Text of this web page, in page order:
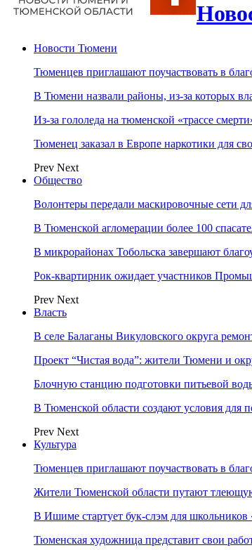
Новости Тюмени
Тюменцев приглашают поучаствовать в
В Тюмени назвали районы, из-за которых
Из-за гололеда на тюменской «трассе
Тюменец заказал в Европе наркотики для
Prev Next
Общество
Волонтеры передали маскировочные сети
В Тюменской агломерации более 100
В микрорайонах Тобольска завершают
Рок-квартирник ожидает участников
Prev Next
Власть
В селе Балаганы Викуловского округа
Проект “Чистая вода”: жители Тюмени и
Блочную станцию подготовки питьевой
В Тюменской области создают условия для
Prev Next
Культура
Тюменцев приглашают поучаствовать в
Жители Тюменской области путают
В Ишиме стартует бук-слэм для школьников
Тюменская художница представит свои